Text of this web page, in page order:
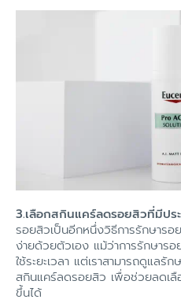
3.เลือกสกินแคร์ลดรอยสิวที่มีปร
รอยสิวเป็นอีกหนึ่งวิธีการรักษารอ
ง่ายด้วยตัวเอง แม้ว่าการรักษารอ
ใช้ระยะเวลา แต่เราสามารถดูแล
สกินแคร์ลดรอยสิว เพื่อช่วยลดเ
ขึ้นได้